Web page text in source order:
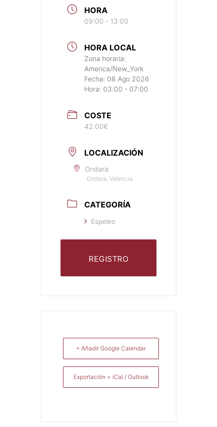
HORA
09:00 - 13:00
HORA LOCAL
Zona horaria:
America/New_York
Fecha: 08 Ago 2026
Hora: 03:00 - 07:00
COSTE
42.00€
LOCALIZACIÓN
Ondara
Ondara, Valencia
CATEGORÍA
Espeleo
REGISTRO
+ Añadir Google Calendar
Exportación + iCal / Outlook